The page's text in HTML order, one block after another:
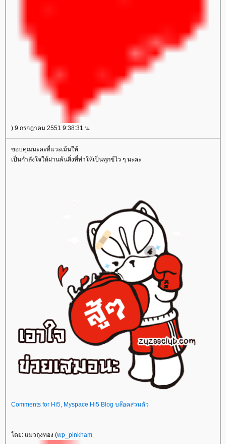
) 9 กรกฎาคม 2551 9:38:31 น.
ขอบคุณนะคะที่แวะเม้นให้
เป็นกำลังใจให้ผ่านพ้นสิ่งที่ทำให้เป็นทุกข์ไว ๆ นะคะ
Comments for Hi5, Myspace Hi5 Blog บล๊อคส่วนตัว
ดย: แมวถุงทอง (wp_pinkham